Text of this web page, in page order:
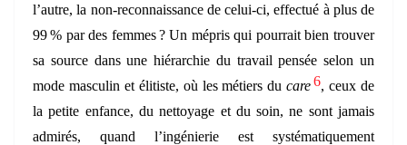
l’autre, la non-reconnaissance de celui-ci, effectué à plus de
99 % par des femmes ? Un mépris qui pourrait bien trouver
sa source dans une hiérarchie du travail pensée selon un
mode masculin et élitiste, où les métiers ducare6, ceux de
la petite enfance, du nettoyage et du soin, ne sont jamais
admirés, quand l’ingénierie est systématiquement